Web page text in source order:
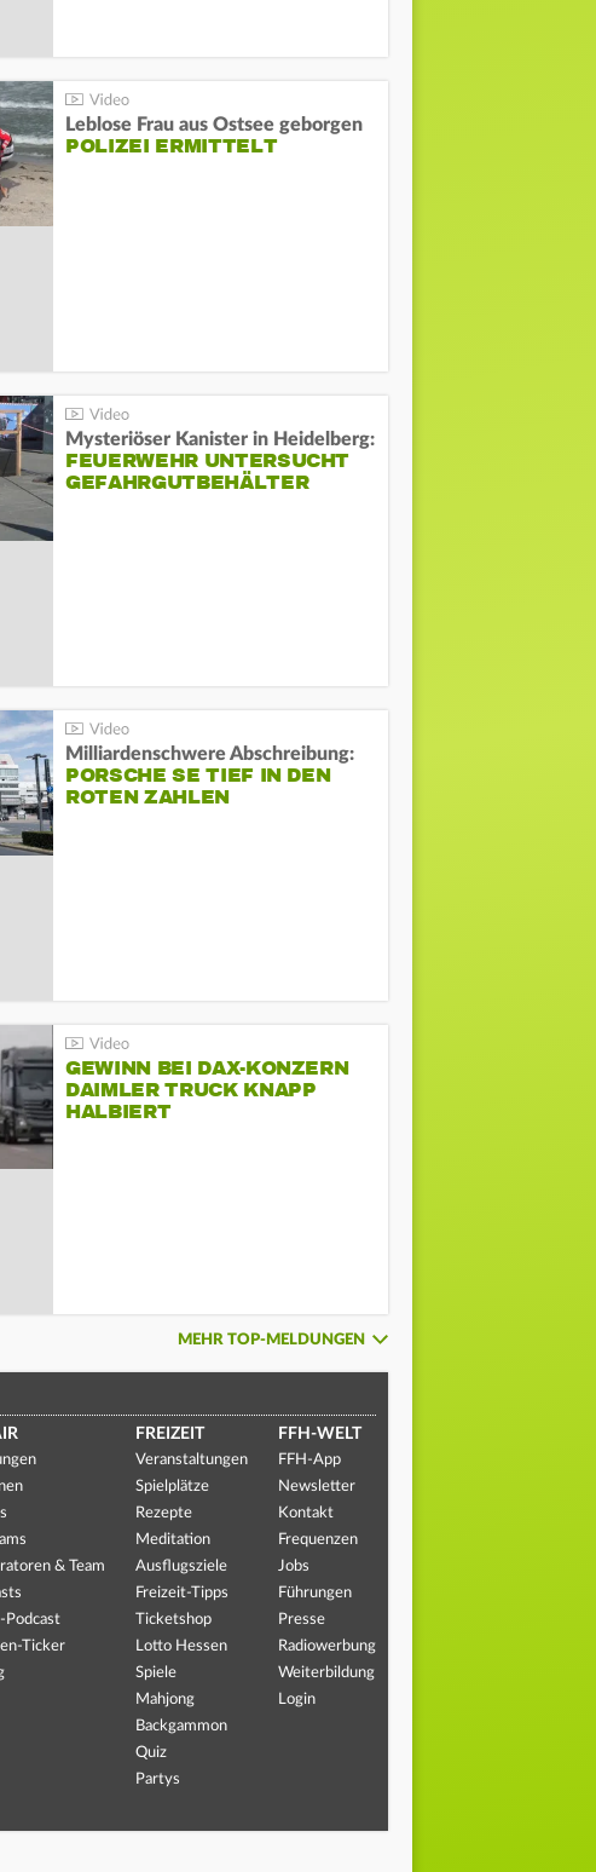
Leblose Frau aus Ostsee geborgen
POLIZEI ERMITTELT
Mysteriöser Kanister in Heidelberg:
FEUERWEHR UNTERSUCHT
GEFAHRGUTBEHÄLTER
Milliardenschwere Abschreibung:
PORSCHE SE TIEF IN DEN
ROTEN ZAHLEN
GEWINN BEI DAX-KONZERN
DAIMLER TRUCK KNAPP
HALBIERT
MEHR TOP-MELDUNGEN
& Team
Podcast
Ticker
FREIZEIT
Veranstaltungen
Spielplätze
Rezepte
Meditation
Ausflugsziele
Freizeit-Tipps
Ticketshop
Lotto Hessen
Spiele
Mahjong
Backgammon
Quiz
Partys
FFH-WELT
FFH-App
Newsletter
Kontakt
Frequenzen
Jobs
Führungen
Presse
Radiowerbung
Weiterbildung
Login